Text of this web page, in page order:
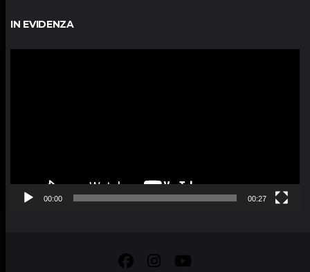
IN EVIDENZA
00:00 00:27